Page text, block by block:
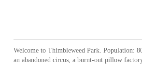
Welcome to Thimbleweed Park. Population:
an abandoned circus, a burnt-out pillow